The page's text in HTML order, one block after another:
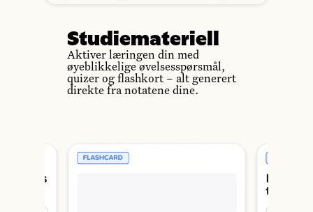
Studiemateriell
Aktiver læringen din med
øyeblikkelige øvelsesspørsmål,
quizer og flashkort – alt generert
direkte fra notatene dine.